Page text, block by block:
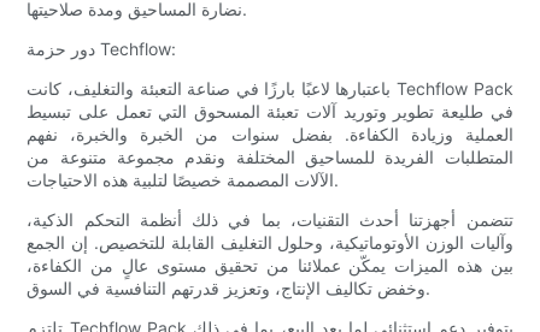
نضارة المساحيق ومدة صلاحيتها.
دور حزمة Techflow:
باعتبارها لاعبًا بارزًا في صناعة التعبئة والتغليف، كانت Techflow Pack
في طليعة تطوير وتوريد آلات تعبئة المسحوق التي تعمل على تبسيط
العملية وزيادة الكفاءة. بفضل سنوات من الخبرة والخبرة، نفهم
المتطلبات الفريدة للمساحيق المختلفة ونقدم مجموعة متنوعة من
الآلات المصممة خصيصًا لتلبية هذه الاحتياجات.
تتضمن أجهزتنا أحدث التقنيات، بما في ذلك أنظمة التحكم الذكية،
وآليات الوزن الأوتوماتيكية، وحلول التغليف القابلة للتخصيص. إن الجمع
بين هذه الميزات يمكّن عملائنا من تحقيق مستوى عالٍ من الكفاءة،
وخفض تكاليف الإنتاج، وتعزيز قدرتهم التنافسية في السوق.